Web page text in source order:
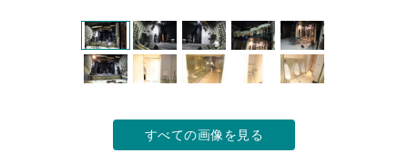
すべての画像を見る